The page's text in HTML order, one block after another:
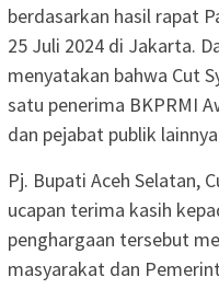
berdasarkan hasil rapat
25 Juli 2024 di Jakarta.
menyatakan bahwa Cut
satu penerima BKPRMI
dan pejabat publik
Pj. Bupati Aceh Selatan,
ucapan terima kasih
penghargaan tersebut
masyarakat dan